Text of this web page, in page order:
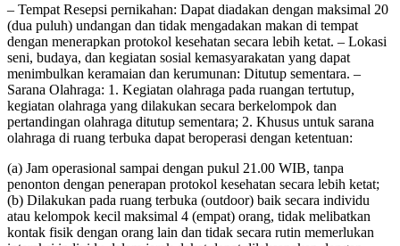
– Tempat Resepsi pernikahan: Dapat diadakan dengan maksimal 20
(dua puluh) undangan dan tidak mengadakan makan di tempat
dengan menerapkan protokol kesehatan secara lebih ketat. – Lokasi
seni, budaya, dan kegiatan sosial kemasyarakatan yang dapat
menimbulkan keramaian dan kerumunan: Ditutup sementara. –
Sarana Olahraga: 1. Kegiatan olahraga pada ruangan tertutup,
kegiatan olahraga yang dilakukan secara berkelompok dan
pertandingan olahraga ditutup sementara; 2. Khusus untuk sarana
olahraga di ruang terbuka dapat beroperasi dengan ketentuan:
(a) Jam operasional sampai dengan pukul 21.00 WIB, tanpa
penonton dengan penerapan protokol kesehatan secara lebih ketat;
(b) Dilakukan pada ruang terbuka (outdoor) baik secara individu
atau kelompok kecil maksimal 4 (empat) orang, tidak melibatkan
kontak fisik dengan orang lain dan tidak secara rutin memerlukan